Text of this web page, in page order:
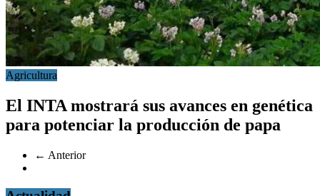
Agricultura
El INTA mostrará sus avances en genética
para potenciar la producción de papa
← Anterior